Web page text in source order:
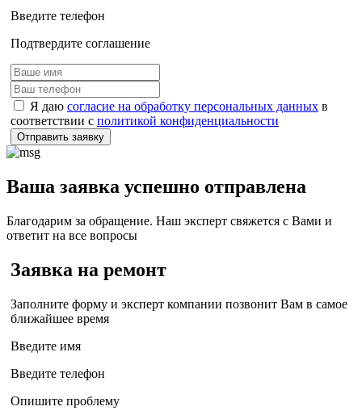
Введите телефон
Подтвердите соглашение
Я даю согласие на обработку персональных данных в
соответствии с политикой конфиденциальности
Отправить заявку
Ваша заявка успешно отправлена
Благодарим за обращение. Наш эксперт свяжется с Вами и
ответит на все вопросы
Заявка на ремонт
Заполните форму и эксперт компании позвонит Вам в самое
ближайшее время
Введите имя
Введите телефон
Опишите проблему